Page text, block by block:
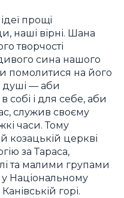
прощі
наші вірні. Шана
творчості
сина нашого
помолитися на його
душі — аби
і для себе, аби
служив своєму
часи. Тому
козацькій церкві
за Тараса,
та малими групами
Національному
горі.